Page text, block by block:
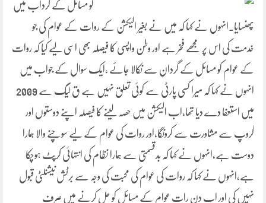
کو مسائل کے گرداب میں
پھنسایا۔انہوں نے کہا کہ میں نے بغیر الیکشن کے روات کے عوام کی جو
خدمت کی اس پر مجھے فخر ہے اور وطن واپسی کا فیصلہ بھی اسی لیے کیا کہ روات
کے عوام کو مسائل کے گردان سے نکالا جائے ،ایک سوال کے جواب میں
انہوں نے کہا کہ میرا کسی پارٹی سے کوئی تعلق نہیں ہے ق لیگ سے 2009
میں استعفا دے دیا تھا،اب الیکشن میں حصہ لینے کا فیصلہ اپنے دوستوں اور
گروپ سے مشاورت سے کرونگا،اور روات کی عوام کے لیے سوچنے والا ہمارا
دوست ہے،انہوں نے کہا کہ بدقسمتی سے ہمارا نظام کی انتہائی کرپٹ ہوچکا
ہے،انہوں نے کہا کہ روات کی عوام کی محبت کی وجہ سے برٹش نیشنلٹی قبول
نہیں کی اور اب دن رات عوام کے مسائل کو حل کرنے میں صرف